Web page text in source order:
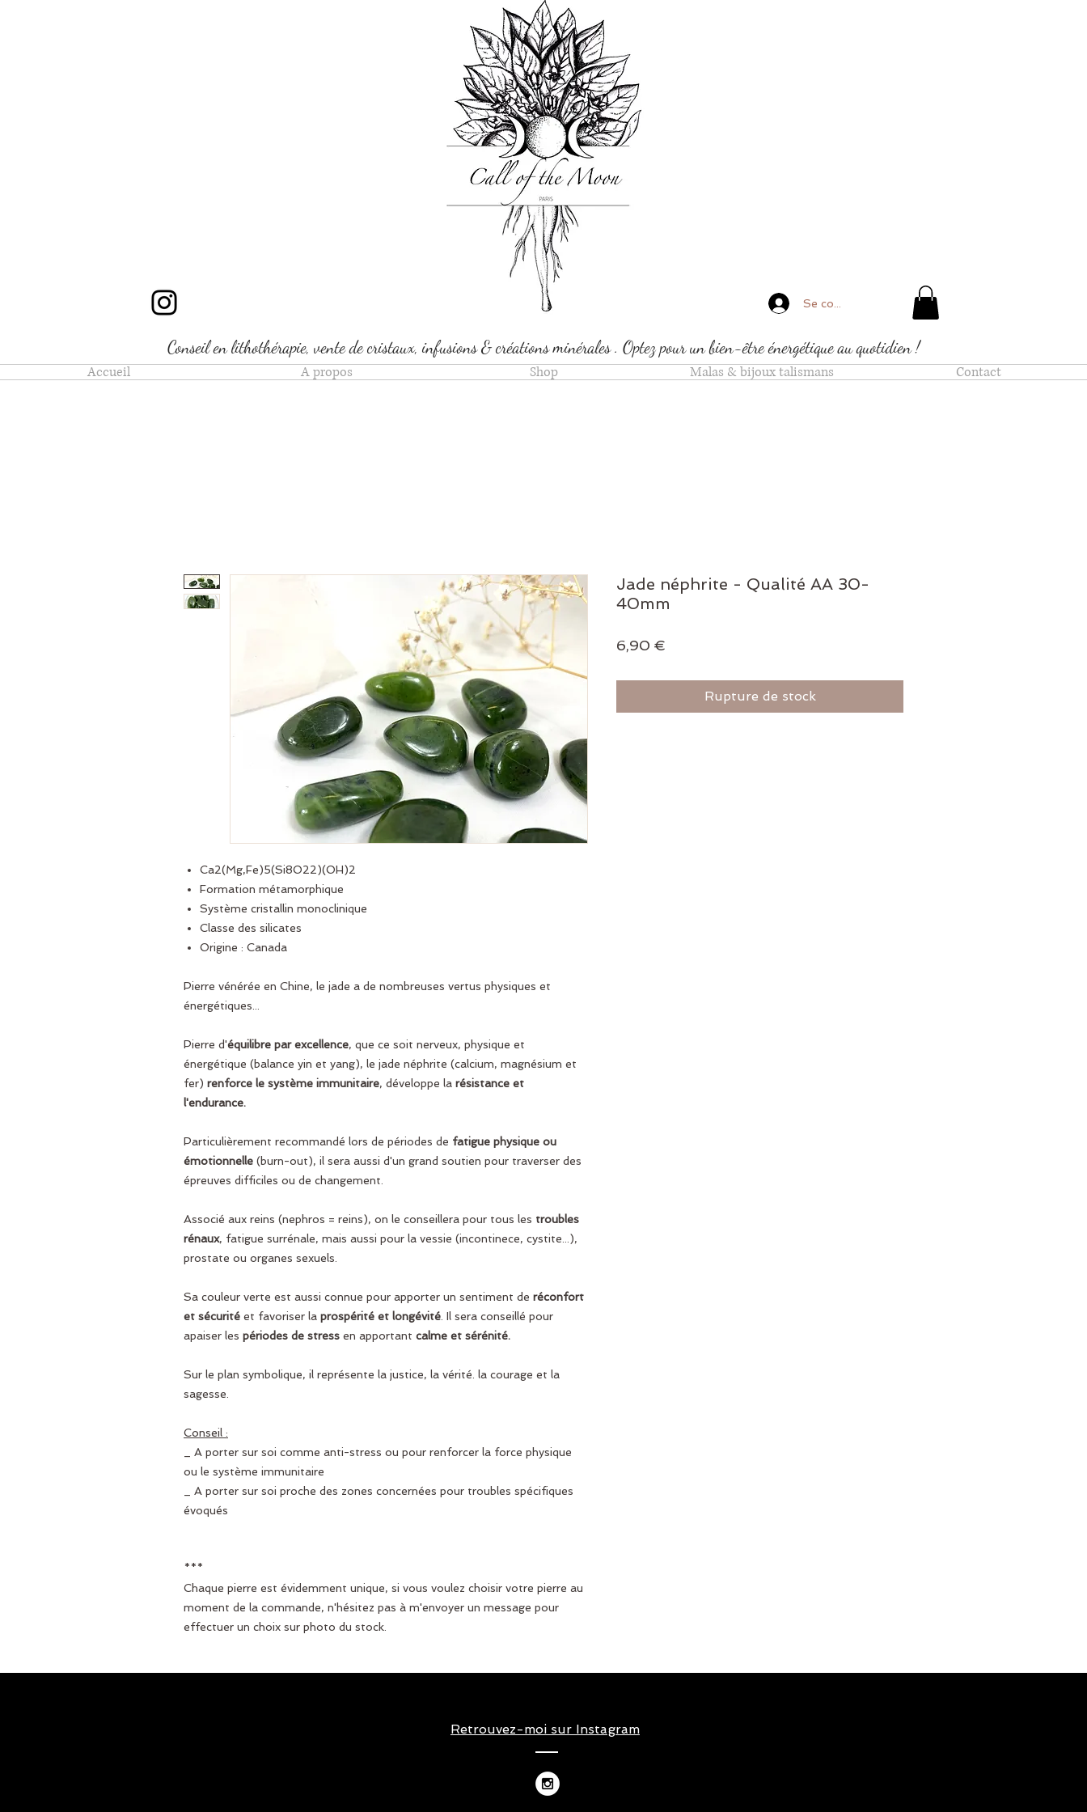
Se connecter
Ca2(Mg,Fe)5(Si8O22)(OH)2
Formation métamorphique
Système cristallin monoclinique
Classe des silicates
Origine : Canada
Pierre vénérée en Chine, le jade a de nombreuses vertus physiques et
énergétiques...
Pierre d'équilibre par excellence, que ce soit nerveux, physique et
énergétique (balance yin et yang), le jade néphrite (calcium, magnésium et
fer) renforce le système immunitaire, développe la résistance et
l'endurance.
Particulièrement recommandé lors de périodes de fatigue physique ou
émotionnelle (burn-out), il sera aussi d'un grand soutien pour traverser des
épreuves difficiles ou de changement.
Associé aux reins (nephros = reins), on le conseillera pour tous les troubles
rénaux, fatigue surrénale, mais aussi pour la vessie (incontinece, cystite...),
prostate ou organes sexuels.
Sa couleur verte est aussi connue pour apporter un sentiment de réconfort
et sécurité et favoriser la prospérité et longévité . Il sera conseillé pour
apaiser les périodes de stress en apportant calme et sérénité.
Sur le plan symbolique, il représente la justice, la vérité. la courage et la
sagesse.
Conseil :
_ A porter sur soi comme anti-stress ou pour renforcer la force physique
ou le système immunitaire
_ A porter sur soi proche des zones concernées pour troubles spécifiques
évoqués
***
Chaque pierre est évidemment unique, si vous voulez choisir votre pierre au
moment de la commande, n'hésitez pas à m'envoyer un message pour
effectuer un choix sur photo du stock.
Jade néphrite - Qualité AA 30-
40mm
6,90 €
Rupture de stock
Accueil A propos Shop Malas & bijoux talismans Contact
Conseil en lithothérapie, vente de cristaux, infusions & créations minérales . Optez pour un bien-être énergétique au quotidien !
Retrouvez-moi sur Instagram